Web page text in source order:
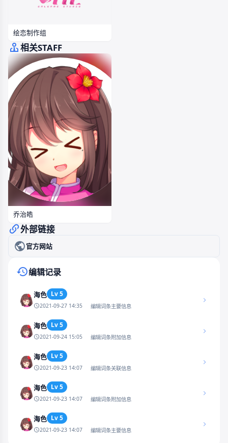
绘恋制作组
相关STAFF
乔治皓
外部链接
官方网站
编辑记录
海色 Lv 5
2021-09-27 14:35 编辑词条主要信息
海色 Lv 5
2021-09-24 15:05 编辑词条附加信息
海色 Lv 5
2021-09-23 14:07 编辑词条关联信息
海色 Lv 5
2021-09-23 14:07 编辑词条附加信息
海色 Lv 5
2021-09-23 14:07 编辑词条主要信息